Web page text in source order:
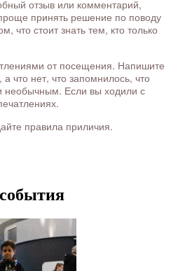
отзыв или комментарий,
принять решение по поводу
что стоит знать тем, кто только
от посещения. Напишите
что нет, что запомнилось, что
необычным. Если вы ходили с
правила приличия.